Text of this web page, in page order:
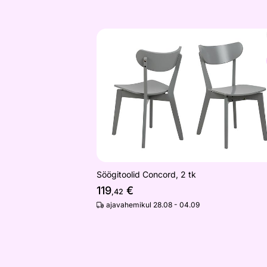
Otsi sarnaseid
Söögitoolid Concord, 2 tk
119,42 €
ajavahemikul 28.08 - 04.09